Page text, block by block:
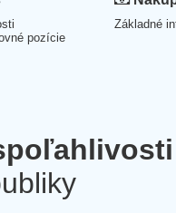
pozície
Základné